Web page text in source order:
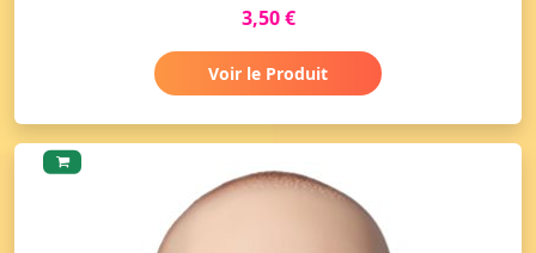
3,50 €
Voir le Produit